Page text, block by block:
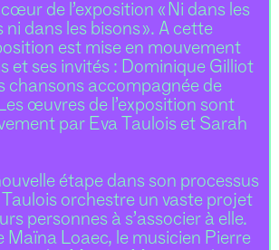
de l’exposition « Ni dans les
dans les bisons ». A cette
est mise en mouvement
et ses invités : Dominique Gilliot
chansons accompagnée de
œuvres de l’exposition sont
par Eva Taulois et Sarah
étape dans son processus
orchestre un vaste projet
personnes à s’associer à elle.
Maïna Loaec, le musicien Pierre